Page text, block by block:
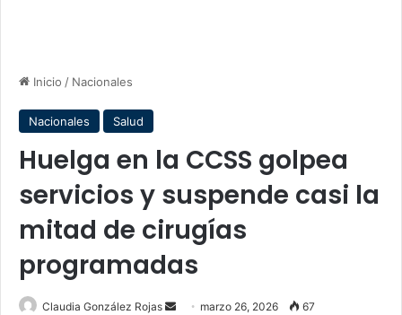
Inicio / Nacionales
Nacionales Salud
Huelga en la CCSS golpea
servicios y suspende casi la
mitad de cirugías
programadas
Claudia González Rojas
Send marzo 26, 2026 67